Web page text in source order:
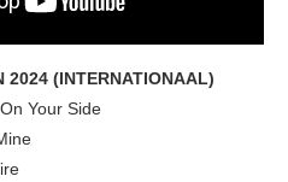
2024 (INTERNATIONAAL)
Your Side